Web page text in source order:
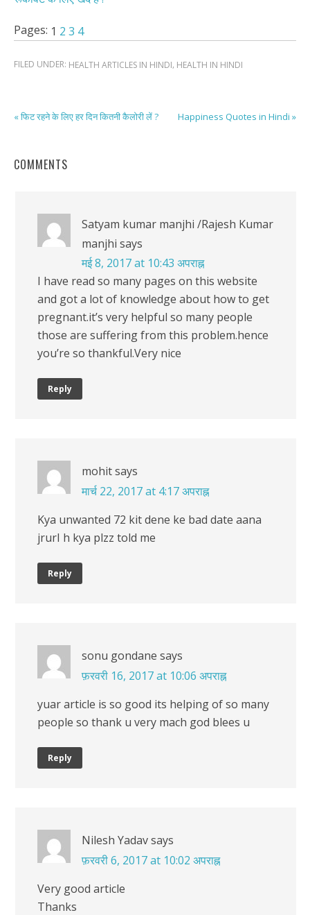
Pages: 1 2 3 4
FILED UNDER: HEALTH ARTICLES IN HINDI, HEALTH IN HINDI
« फिट रहने के लिए हर दिन कितनी कैलोरी लें ? Happiness Quotes in Hindi »
COMMENTS
Satyam kumar manjhi /Rajesh Kumar
manjhi says
मई 8, 2017 at 10:43 अपराह्न
I have read so many pages on this website
and got a lot of knowledge about how to get
pregnant.it’s very helpful so many people
those are suffering from this problem.hence
you’re so thankful.Very nice
Reply
mohitsays
मार्च 22, 2017 at 4:17 अपराह्न
Kya unwanted 72 kit dene ke bad date aana
jrurI h kya plzz told me
Reply
sonu gondane says
फ़रवरी 16, 2017 at 10:06 अपराह्न
yuar article is so good its helping of so many
people so thank u very mach god blees u
Reply
Nilesh Yadavsays
फ़रवरी 6, 2017 at 10:02 अपराह्न
Very good article
Thanks